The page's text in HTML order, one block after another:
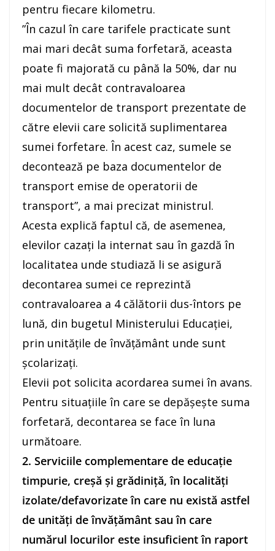
pentru fiecare kilometru.
”În cazul în care tarifele practicate sunt
mai mari decât suma forfetară, aceasta
poate fi majorată cu până la 50%, dar nu
mai mult decât contravaloarea
documentelor de transport prezentate de
către elevii care solicită suplimentarea
sumei forfetare. În acest caz, sumele se
decontează pe baza documentelor de
transport emise de operatorii de
transport”, a mai precizat ministrul.
Acesta explică faptul că, de asemenea,
elevilor cazaţi la internat sau în gazdă în
localitatea unde studiază li se asigură
decontarea sumei ce reprezintă
contravaloarea a 4 călătorii dus-întors pe
lună, din bugetul Ministerului Educaţiei,
prin unităţile de învăţământ unde sunt
şcolarizaţi.
Elevii pot solicita acordarea sumei în avans.
Pentru situaţiile în care se depăşeşte suma
forfetară, decontarea se face în luna
următoare.
2. Serviciile complementare de educaţie
timpurie, creşă şi grădiniţă, în localităţi
izolate/defavorizate în care nu există astfel
de unităţi de învăţământ sau în care
numărul locurilor este insuficient în raport